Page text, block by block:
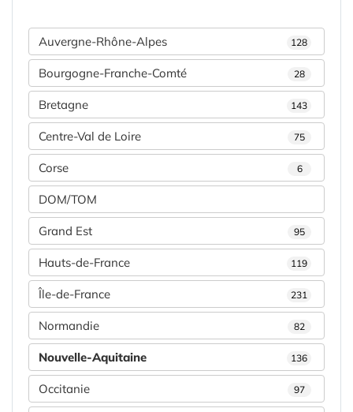
Auvergne-Rhône-Alpes 128
Bourgogne-Franche-Comté 28
Bretagne 143
Centre-Val de Loire 75
Corse 6
DOM/TOM
Grand Est 95
Hauts-de-France 119
Île-de-France 231
Normandie 82
Nouvelle-Aquitaine 136
Occitanie 97